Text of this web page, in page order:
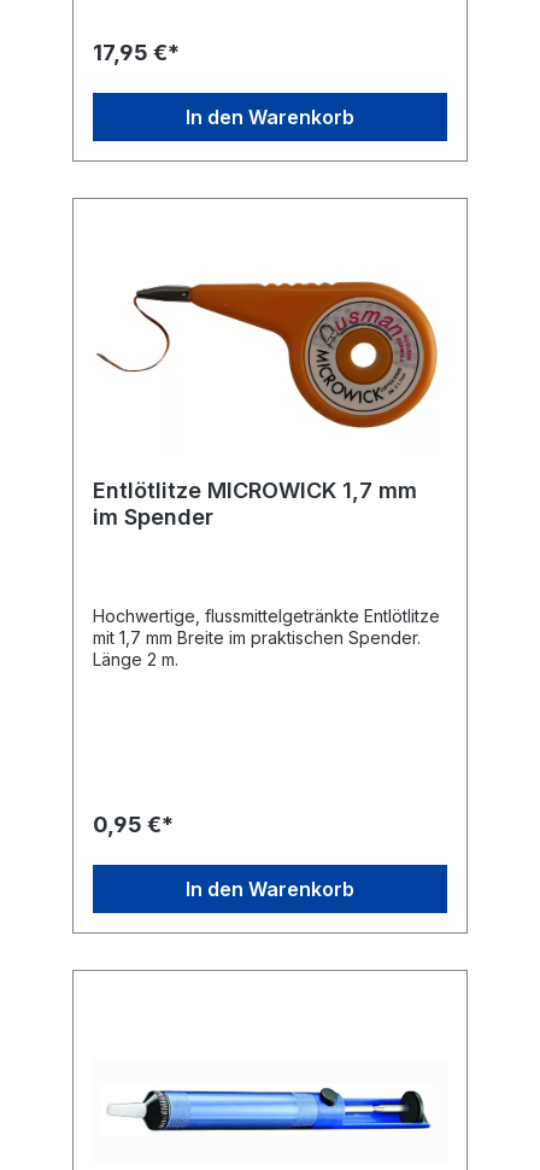
17,95 €*
In den Warenkorb
Entlötlitze MICROWICK 1,7 mm
im Spender
Hochwertige, flussmittelgetränkte Entlötlitze
mit 1,7 mm Breite im praktischen Spender.
Länge 2 m.
0,95 €*
In den Warenkorb